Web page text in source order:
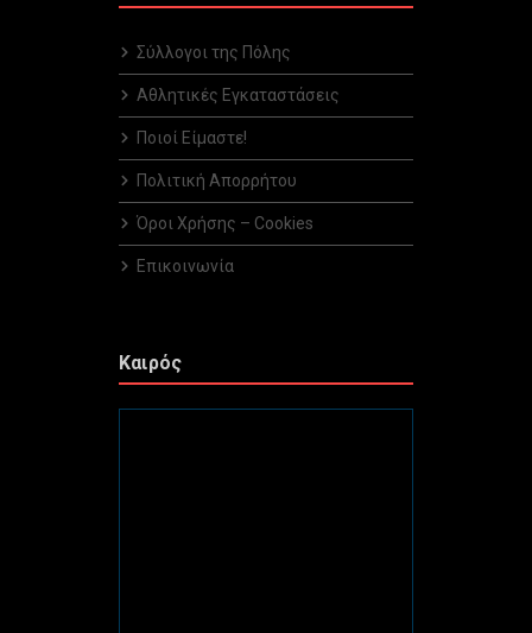
Σύλλογοι της Πόλης
Αθλητικές Εγκαταστάσεις
Ποιοί Είμαστε!
Πολιτική Απορρήτου
Όροι Χρήσης – Cookies
Επικοινωνία
Καιρός